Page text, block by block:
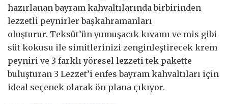
hazırlanan bayram kahvaltılarında birbirinden
lezzetli peynirler başkahramanları
oluşturur. Teksüt’ün yumuşacık kıvamı ve mis gibi
süt kokusu ile simitlerinizi zenginleştirecek krem
peyniri ve 3 farklı yöresel lezzeti tek pakette
buluşturan 3 Lezzet’i enfes bayram kahvaltıları için
ideal seçenek olarak ön plana çıkıyor.